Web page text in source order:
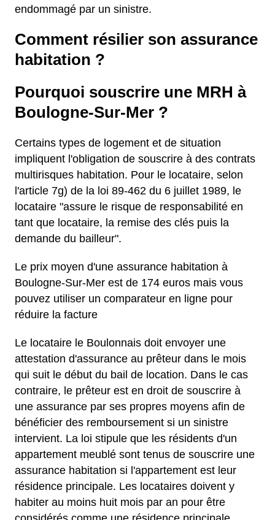
endommagé par un sinistre.
Comment résilier son assurance
habitation ?
Pourquoi souscrire une MRH à
Boulogne-Sur-Mer ?
Certains types de logement et de situation
impliquent l'obligation de souscrire à des contrats
multirisques habitation. Pour le locataire, selon
l'article 7g) de la loi 89-462 du 6 juillet 1989, le
locataire "assure le risque de responsabilité en
tant que locataire, la remise des clés puis la
demande du bailleur".
Le prix moyen d'une assurance habitation à
Boulogne-Sur-Mer est de 174 euros mais vous
pouvez utiliser un comparateur en ligne pour
réduire la facture
Le locataire le Boulonnais doit envoyer une
attestation d'assurance au prêteur dans le mois
qui suit le début du bail de location. Dans le cas
contraire, le prêteur est en droit de souscrire à
une assurance par ses propres moyens afin de
bénéficier des remboursement si un sinistre
intervient. La loi stipule que les résidents d'un
appartement meublé sont tenus de souscrire une
assurance habitation si l'appartement est leur
résidence principale. Les locataires doivent y
habiter au moins huit mois par an pour être